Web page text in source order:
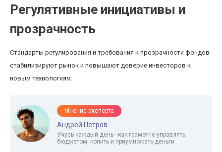
Регулятивные инициативы и
прозрачность
Стандарты регулирования и требования к прозрачности фондов
стабилизируют рынок и повышают доверие инвесторов к
новым технологиям.
Мнение эксперта
Андрей Петров
Учусь каждый день - как грамотно управлять
бюджетом, копить и приумножать деньги